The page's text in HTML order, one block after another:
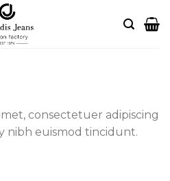
consectetuer adipiscing
nibh euismod tincidunt.